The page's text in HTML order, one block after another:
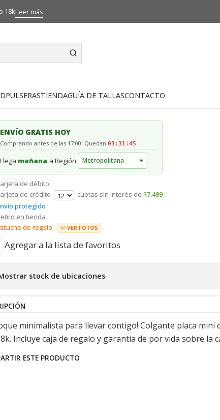
PULSERASTIENDAGUÍA DE TALLASCONTACTO
18kLeer más
placa 1.7 cm Oro 18k
placa 1.7 cm Oro 18k
AGREGAR AL CARRO
ENVÍO GRATIS HOY
Comprando antes de las 17:00. Quedan 03:31:44
Llega mañana a Región
de débito
de crédito
cuotas sin interés de $7.499
protegido
en tienda
de regalo
VER FOTOS
Agregar a la lista de favoritos
stock de ubicaciones
minimalista para llevar contigo! Colgante placa mini
Incluye caja de regalo y garantía de por vida sobre la
ESTE PRODUCTO